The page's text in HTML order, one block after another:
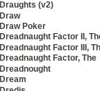
Draughts (v2)
Draw
Draw Poker
Dreadnaught Factor II,
Dreadnaught Factor III,
Dreadnaught Factor, The
Dreadnought
Dream